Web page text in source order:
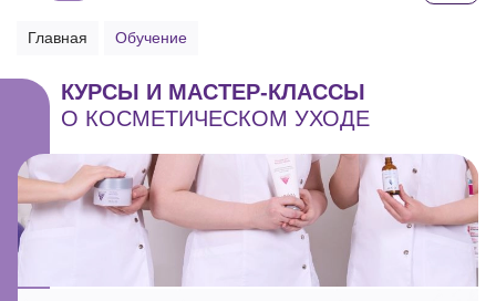
Главная Обучение
КУРСЫ И МАСТЕР-КЛАССЫ
О КОСМЕТИЧЕСКОМ УХОДЕ